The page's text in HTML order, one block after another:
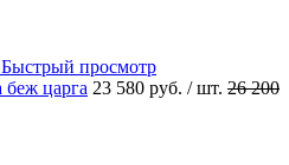
Быстрый просмотр
царга 23 580 руб. / шт. 26 200